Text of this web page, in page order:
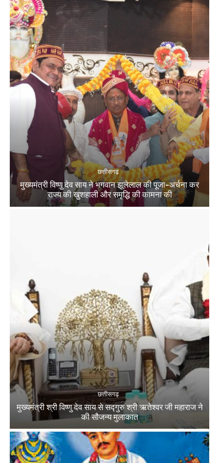
छत्तीसगढ़
मुख्यमंत्री विष्णु देव साय ने भगवान झूलेलाल की पूजा-अर्चना कर
राज्य की खुशहाली और समृद्धि की कामना की
छत्तीसगढ़
मुख्यमंत्री श्री विष्णु देव साय से सद्गुरु श्री ऋतेश्वर जी महाराज ने
की सौजन्य मुलाकात